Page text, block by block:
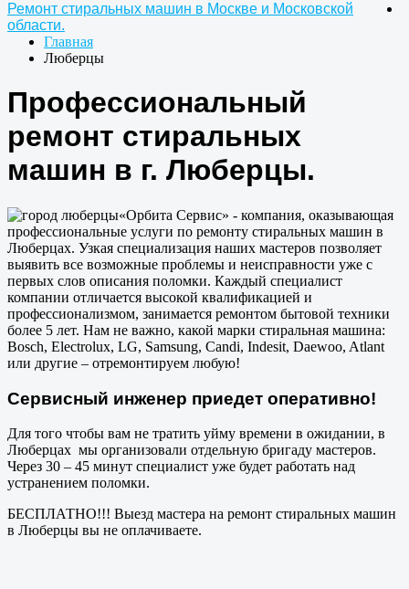
Ремонт стиральных машин в Москве и Московской
области.
Главная
Люберцы
Профессиональный
ремонт стиральных
машин в г. Люберцы.
«Орбита Сервис» - компания, оказывающая
профессиональные услуги по ремонту стиральных машин в
Люберцах. Узкая специализация наших мастеров позволяет
выявить все возможные проблемы и неисправности уже с
первых слов описания поломки. Каждый специалист
компании отличается высокой квалификацией и
профессионализмом, занимается ремонтом бытовой техники
более 5 лет. Нам не важно, какой марки стиральная машина:
Bosch, Electrolux, LG, Samsung, Candi, Indesit, Daewoo, Atlant
или другие – отремонтируем любую!
Сервисный инженер приедет оперативно!
Для того чтобы вам не тратить уйму времени в ожидании, в
Люберцах мы организовали отдельную бригаду мастеров.
Через 30 – 45 минут специалист уже будет работать над
устранением поломки.
БЕСПЛАТНО!!! Выезд мастера на ремонт стиральных машин
в Люберцы вы не оплачиваете.